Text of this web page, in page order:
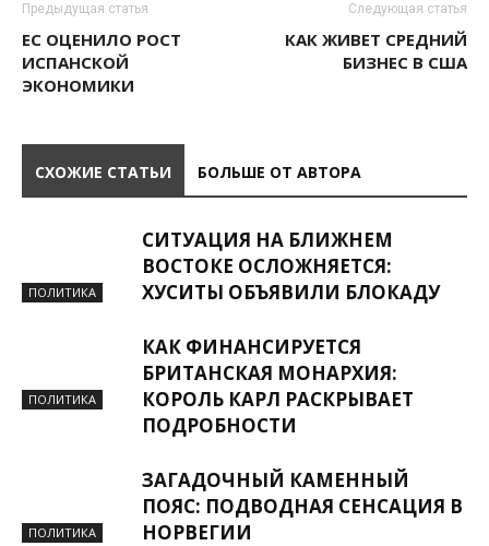
Предыдущая статья
ЕС ОЦЕНИЛО РОСТ
ИСПАНСКОЙ
ЭКОНОМИКИ
Следующая статья
КАК ЖИВЕТ СРЕДНИЙ
БИЗНЕС В США
СХОЖИЕ СТАТЬИ БОЛЬШЕ ОТ АВТОРА
ПОЛИТИКА
СИТУАЦИЯ НА БЛИЖНЕМ
ВОСТОКЕ ОСЛОЖНЯЕТСЯ:
ХУСИТЫ ОБЪЯВИЛИ БЛОКАДУ
ПОЛИТИКА
КАК ФИНАНСИРУЕТСЯ
БРИТАНСКАЯ МОНАРХИЯ:
КОРОЛЬ КАРЛ РАСКРЫВАЕТ
ПОДРОБНОСТИ
ПОЛИТИКА
ЗАГАДОЧНЫЙ КАМЕННЫЙ
ПОЯС: ПОДВОДНАЯ СЕНСАЦИЯ В
НОРВЕГИИ